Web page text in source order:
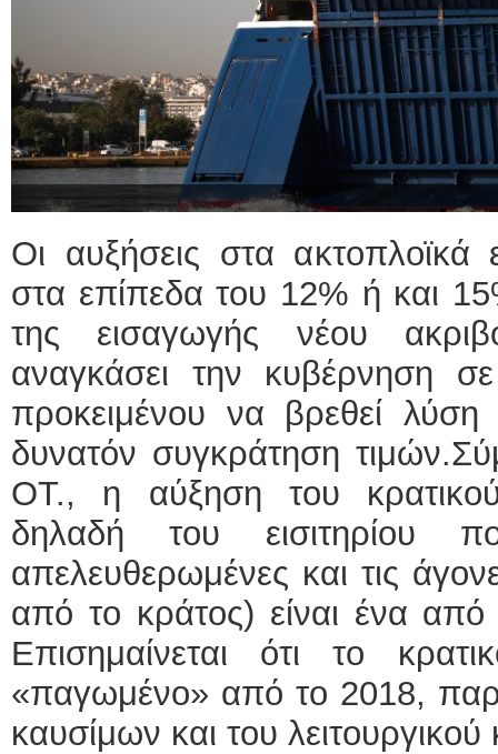
Οι αυξήσεις στα ακτοπλοϊκά
στα επίπεδα του 12% ή και
της εισαγωγής νέου
αναγκάσει την κυβέρνηση
προκειμένου να βρεθεί
δυνατόν συγκράτηση
ΟΤ., η αύξηση του
δηλαδή του εισιτηρίου
απελευθερωμένες και τις
από το κράτος) είναι ένα από
Επισημαίνεται ότι το
«παγωμένο» από το 2018,
καυσίμων και του